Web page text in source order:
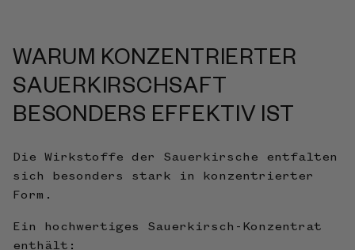
WARUM KONZENTRIERTER
SAUERKIRSCHSAFT
BESONDERS EFFEKTIV IST
Die Wirkstoffe der Sauerkirsche entfalten
sich besonders stark in konzentrierter
Form.
Ein hochwertiges Sauerkirsch-Konzentrat
enthält: